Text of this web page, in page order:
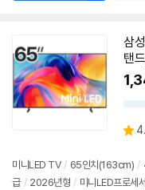
삼
탠
할
가
별
미니LED TV / 65인치(163cm) /
급 / 2026년형 / 미니LED프로세